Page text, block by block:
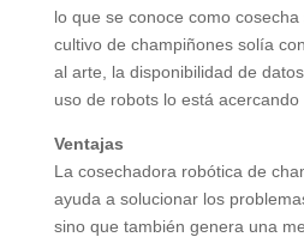
lo que se conoce como
cultivo de champiñones solía
al arte, la disponibilidad de
uso de robots lo está acercando
Ventajas
La cosechadora robótica de
ayuda a solucionar los
sino que también genera una